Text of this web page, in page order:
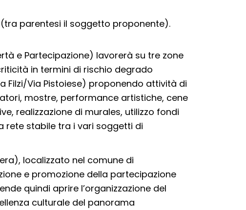
parentesi il soggetto proponente).
e Partecipazione) lavorerà su tre zone
in termini di rischio degrado
Filzi/Via Pistoiese) proponendo attività di
mostre, performance artistiche, cene
realizzazione di murales, utilizzo fondi
rete stabile tra i vari soggetti di
localizzato nel comune di
e promozione della partecipazione
quindi aprire l’organizzazione del
culturale del panorama